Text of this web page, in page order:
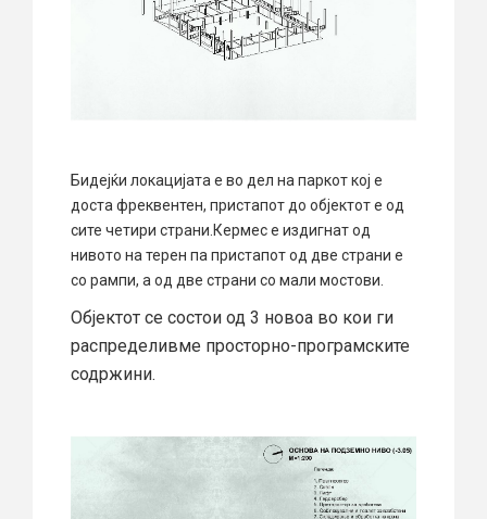
Бидејќи локацијата е во дел на паркот кој е
доста фреквентен, пристапот до објектот е од
сите четири страни.Кермес е издигнат од
нивото на терен па пристапот од две страни е
со рампи, а од две страни со мали мостови.
Објектот се состои од 3 новоа во кои ги
распределивме просторно-програмските
содржини.